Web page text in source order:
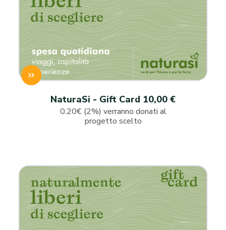
NaturaSi - Gift Card 10,00 €
0.20€ (2%) verranno donati al
progetto scelto